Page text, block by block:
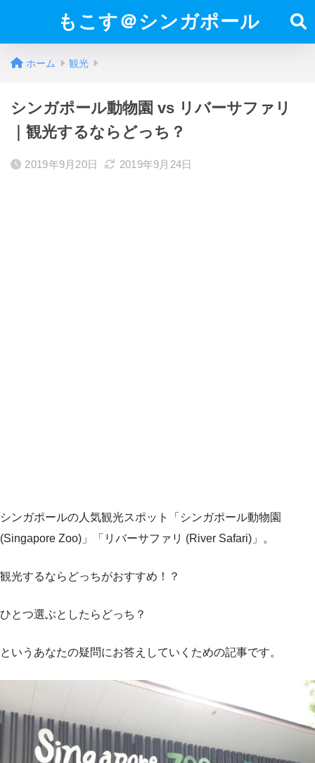
もこす＠シンガポール
ホーム 観光
シンガポール動物園 vs リバーサファリ
｜観光するならどっち？
2019年9月20日 2019年9月24日
シンガポールの人気観光スポット「シンガポール動物園
(Singapore Zoo)」「リバーサファリ (River Safari)」。
観光するならどっちがおすすめ！？
ひとつ選ぶとしたらどっち？
というあなたの疑問にお答えしていくための記事です。